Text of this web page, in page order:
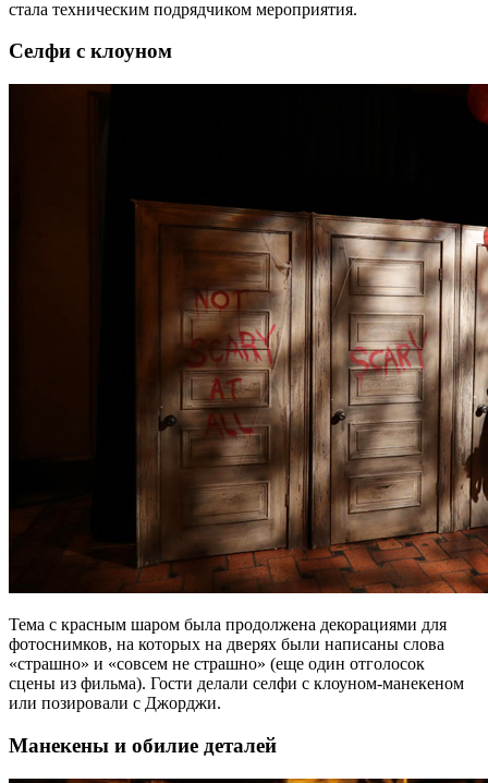
стала техническим подрядчиком мероприятия.
Селфи с клоуном
Тема с красным шаром была продолжена декорациями для
фотоснимков, на которых на дверях были написаны слова
«страшно» и «совсем не страшно» (еще один отголосок
сцены из фильма). Гости делали селфи с клоуном-манекеном
или позировали с Джорджи.
Манекены и обилие деталей